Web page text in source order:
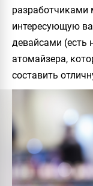
разработчиками
интересующую
девайсами (есть
атомайзера,
составить